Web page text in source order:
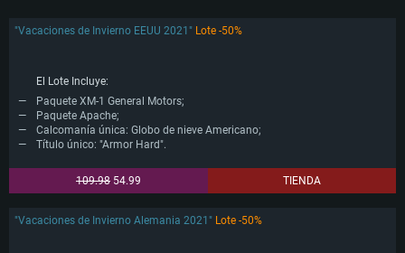
"Vacaciones de Invierno EEUU 2021" Lote -50%
El Lote Incluye:
Paquete XM-1 General Motors;
Paquete Apache;
Calcomanía única: Globo de nieve Americano;
Título único: "Armor Hard".
109.98 54.99 TIENDA
"Vacaciones de Invierno Alemania 2021" Lote -50%